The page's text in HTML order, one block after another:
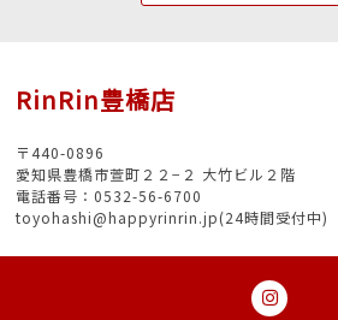
RinRin豊橋店
〒440-0896
愛知県豊橋市萱町２２−２ 大竹ビル２階
電話番号：0532-56-6700
toyohashi@happyrinrin.jp(24時間受付中)